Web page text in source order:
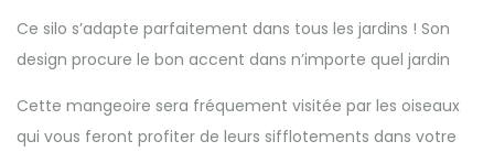
Ce silo s’adapte parfaitement dans tous les jardins ! Son
design procure le bon accent dans n’importe quel jardin
Cette mangeoire sera fréquement visitée par les oiseaux
qui vous feront profiter de leurs sifflotements dans votre